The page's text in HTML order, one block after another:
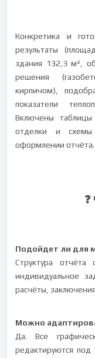
Конкретика и
результаты
здания 132,3 м²,
решения
кирпичом),
показатели
Включены
отделки и
оформлении отчёта.
Подойдет ли для
Структура отчёта
индивидуальное
расчёты,
Можно
Да. Все
редактируются под